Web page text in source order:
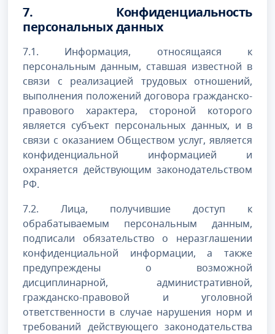
7. Конфиденциальность
персональных данных
7.1. Информация, относящаяся к
персональным данным, ставшая известной в
связи с реализацией трудовых отношений,
выполнения положений договора гражданско-
правового характера, стороной которого
является субъект персональных данных, и в
связи с оказанием Обществом услуг, является
конфиденциальной информацией и
охраняется действующим законодательством
РФ.
7.2. Лица, получившие доступ к
обрабатываемым персональным данным,
подписали обязательство о неразглашении
конфиденциальной информации, а также
предупреждены о возможной
дисциплинарной, административной,
гражданско-правовой и уголовной
ответственности в случае нарушения норм и
требований действующего законодательства